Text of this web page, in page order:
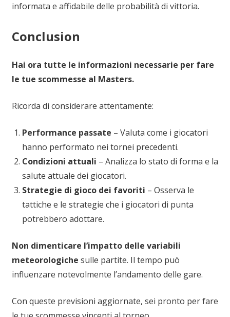
informata e affidabile delle probabilità di vittoria.
Conclusion
Hai ora tutte le informazioni necessarie per fare
le tue scommesse al Masters.
Ricorda di considerare attentamente:
Performance passate – Valuta come i giocatori
hanno performato nei tornei precedenti.
Condizioni attuali – Analizza lo stato di forma e la
salute attuale dei giocatori.
Strategie di gioco dei favoriti – Osserva le
tattiche e le strategie che i giocatori di punta
potrebbero adottare.
Non dimenticare l’impatto delle variabili
meteorologiche sulle partite. Il tempo può
influenzare notevolmente l’andamento delle gare.
Con queste previsioni aggiornate, sei pronto per fare